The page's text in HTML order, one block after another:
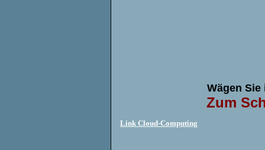
Wägen
Zum
Link Cloud-Computing